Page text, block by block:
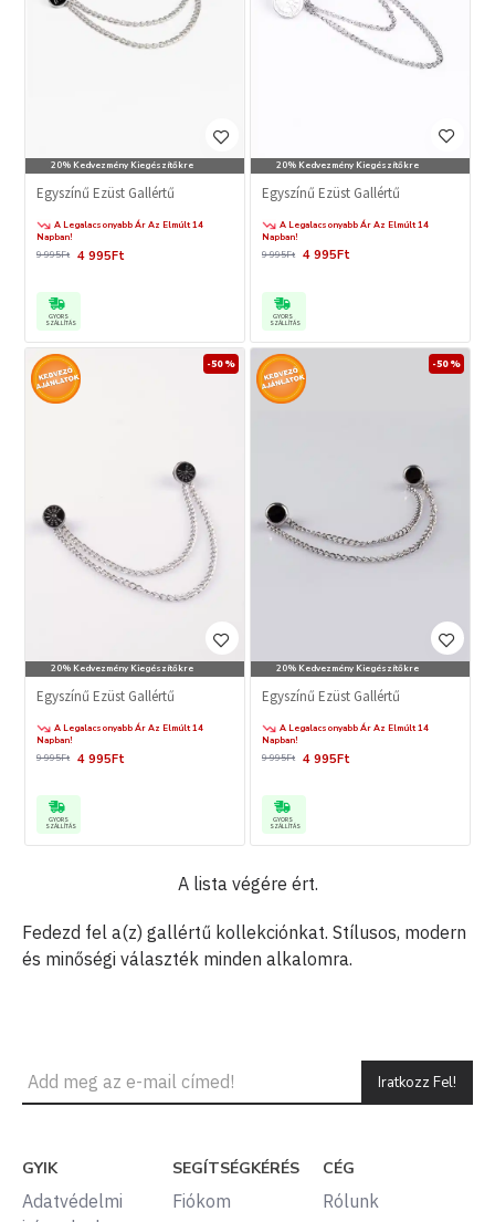
Fedezd fel a(z) gallértű kollekciónkat. Stílusos, modern
és minőségi választék minden alkalomra.
20% Kedvezmény Kiegészítőkre
Egyszínű Ezüst Gallértű
A Legalacsonyabb Ár Az Elmúlt 14
Napban!
4 995Ft
9 995Ft
GYORS
SZÁLLÍTÁS
20% Kedvezmény Kiegészítőkre
Egyszínű Ezüst Gallértű
A Legalacsonyabb Ár Az Elmúlt 14
Napban!
4 995Ft
9 995Ft
GYORS
SZÁLLÍTÁS
20% Kedvezmény Kiegészítőkre
-50 %
Egyszínű Ezüst Gallértű
A Legalacsonyabb Ár Az Elmúlt 14
Napban!
4 995Ft
9 995Ft
GYORS
SZÁLLÍTÁS
20% Kedvezmény Kiegészítőkre
-50 %
Egyszínű Ezüst Gallértű
A Legalacsonyabb Ár Az Elmúlt 14
Napban!
4 995Ft
9 995Ft
GYORS
SZÁLLÍTÁS
A lista végére ért.
Iratkozz Fel!
GYIK
Adatvédelmi
SEGÍTSÉGKÉRÉS
Fiókom
CÉG
Rólunk